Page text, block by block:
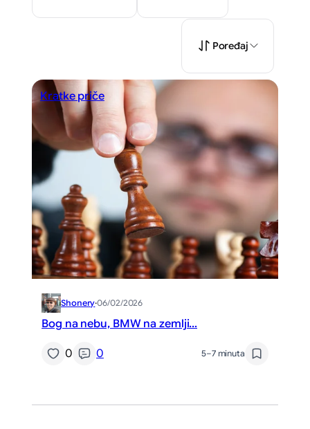
Poređaj
Kratke priče
Shonery·06/02/2026
Bog na nebu, BMW na zemlji…
0 0 5–7 minuta